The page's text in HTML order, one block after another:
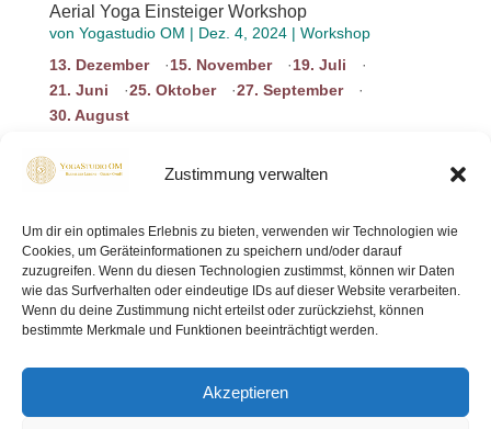
Zustimmung verwalten
Um dir ein optimales Erlebnis zu bieten, verwenden wir Technologien wie
Cookies, um Geräteinformationen zu speichern und/oder darauf
zuzugreifen. Wenn du diesen Technologien zustimmst, können wir Daten
wie das Surfverhalten oder eindeutige IDs auf dieser Website verarbeiten.
Wenn du deine Zustimmung nicht erteilst oder zurückziehst, können
bestimmte Merkmale und Funktionen beeinträchtigt werden.
Akzeptieren
Aerial Yoga Einsteiger Workshop
von Yogastudio OM | Dez. 4, 2024| Workshop
13. Dezember
15. November
19. Juli
21. Juni
25. Oktober
27. September
30. August
Aerial Yoga zum ersten Mal ausprobieren möchtest!
werden die Asanas mit Hilfe eines großen Tuches
durchgeführt …
mehr lesen